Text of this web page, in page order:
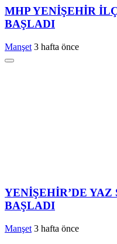
MHP YENİŞEHİR
BAŞLADI
Manşet 3 hafta önce
YENİŞEHİR’DE
BAŞLADI
Manşet 3 hafta önce